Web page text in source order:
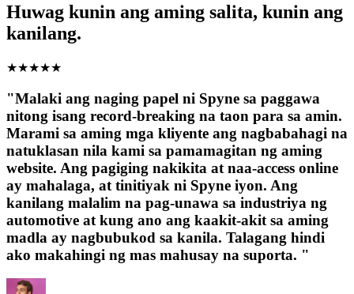
Huwag kunin ang aming salita, kunin ang
kanilang.
★★★★★
"Malaki ang naging papel ni Spyne sa paggawa
nitong isang record-breaking na taon para sa amin.
Marami sa aming mga kliyente ang nagbabahagi na
natuklasan nila kami sa pamamagitan ng aming
website. Ang pagiging nakikita at naa-access online
ay mahalaga, at tinitiyak ni Spyne iyon. Ang
kanilang malalim na pag-unawa sa industriya ng
automotive at kung ano ang kaakit-akit sa aming
madla ay nagbubukod sa kanila. Talagang hindi
ako makahingi ng mas mahusay na suporta. "